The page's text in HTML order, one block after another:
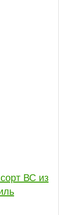
ВС из